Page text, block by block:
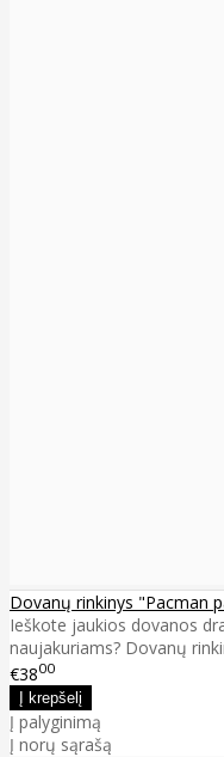
Dovanų rinkinys "Pacman
Ieškote jaukios dovanos
naujakuriams? Dovanų
€3800
Į palyginimą
Į norų sąrašą